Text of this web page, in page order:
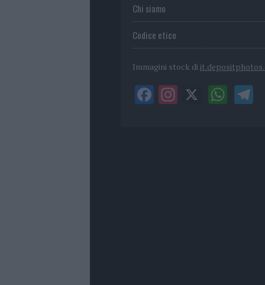
Chi siamo
Codice etico
Immagini stock di